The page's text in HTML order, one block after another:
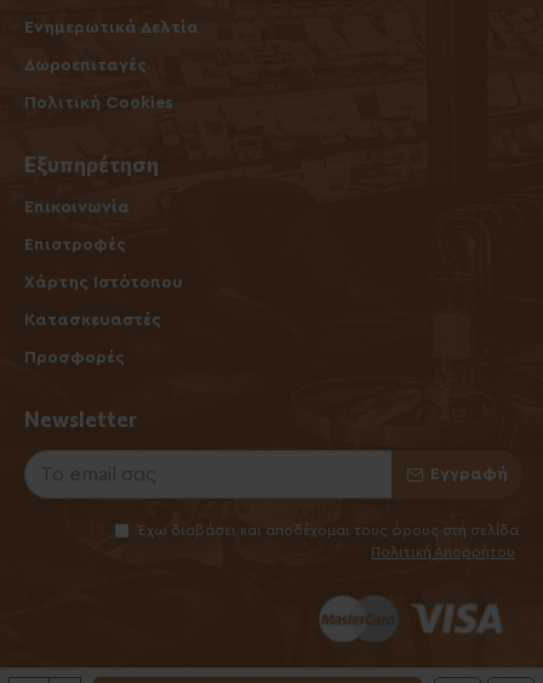
Ενημερωτικά Δελτία
Δωροεπιταγές
Πολιτική Cookies
Εξυπηρέτηση
Επικοινωνία
Επιστροφές
Χάρτης Ιστότοπου
Κατασκευαστές
Προσφορές
Newsletter
Εγγραφή
Έχω διαβάσει και αποδέχομαι τους όρους στη σελίδα
Πολιτική Απορρήτου